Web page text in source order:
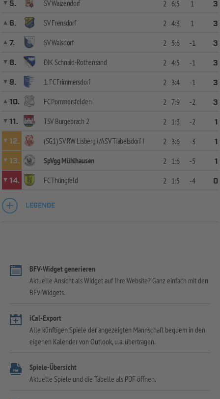
5. SV Waizendorf 2 6:5 1
3
6.
SV Frensdorf 2 4:3 1
3
7.
SV Walsdorf 2 5:6 -1
3
8.
DJK Schnaid-Rothensand 2 4:5 -1
3
9.
1. FC Frimmersdorf 2 3:4 -1
3
10.
FC Pommersfelden 2 7:9 -2
3
11.
TSV Burgebrach 2 2 1:3 -2
1
12.
(SG1) SV RW Lisberg I/ASV Trabelsdorf I 2 3:6 -3
1
13.
SpVgg Mühlhausen 2 1:6 -5
1
14.
FC Thüngfeld 2 1:5 -4 0
LEGENDE
BFV-Widget generieren
Aktuelle Ansicht als Widget auf Ihre Website? Ganz einfach mit den
BFV-Widgets.
iCal-Export
Alle künftigen Spiele der angezeigten Mannschaft bequem in den
eigenen Kalender von Outlook, u.a. übertragen.
Spiele-Übersicht
Aktuelle Spiele und die Tabelle als PDF öffnen.